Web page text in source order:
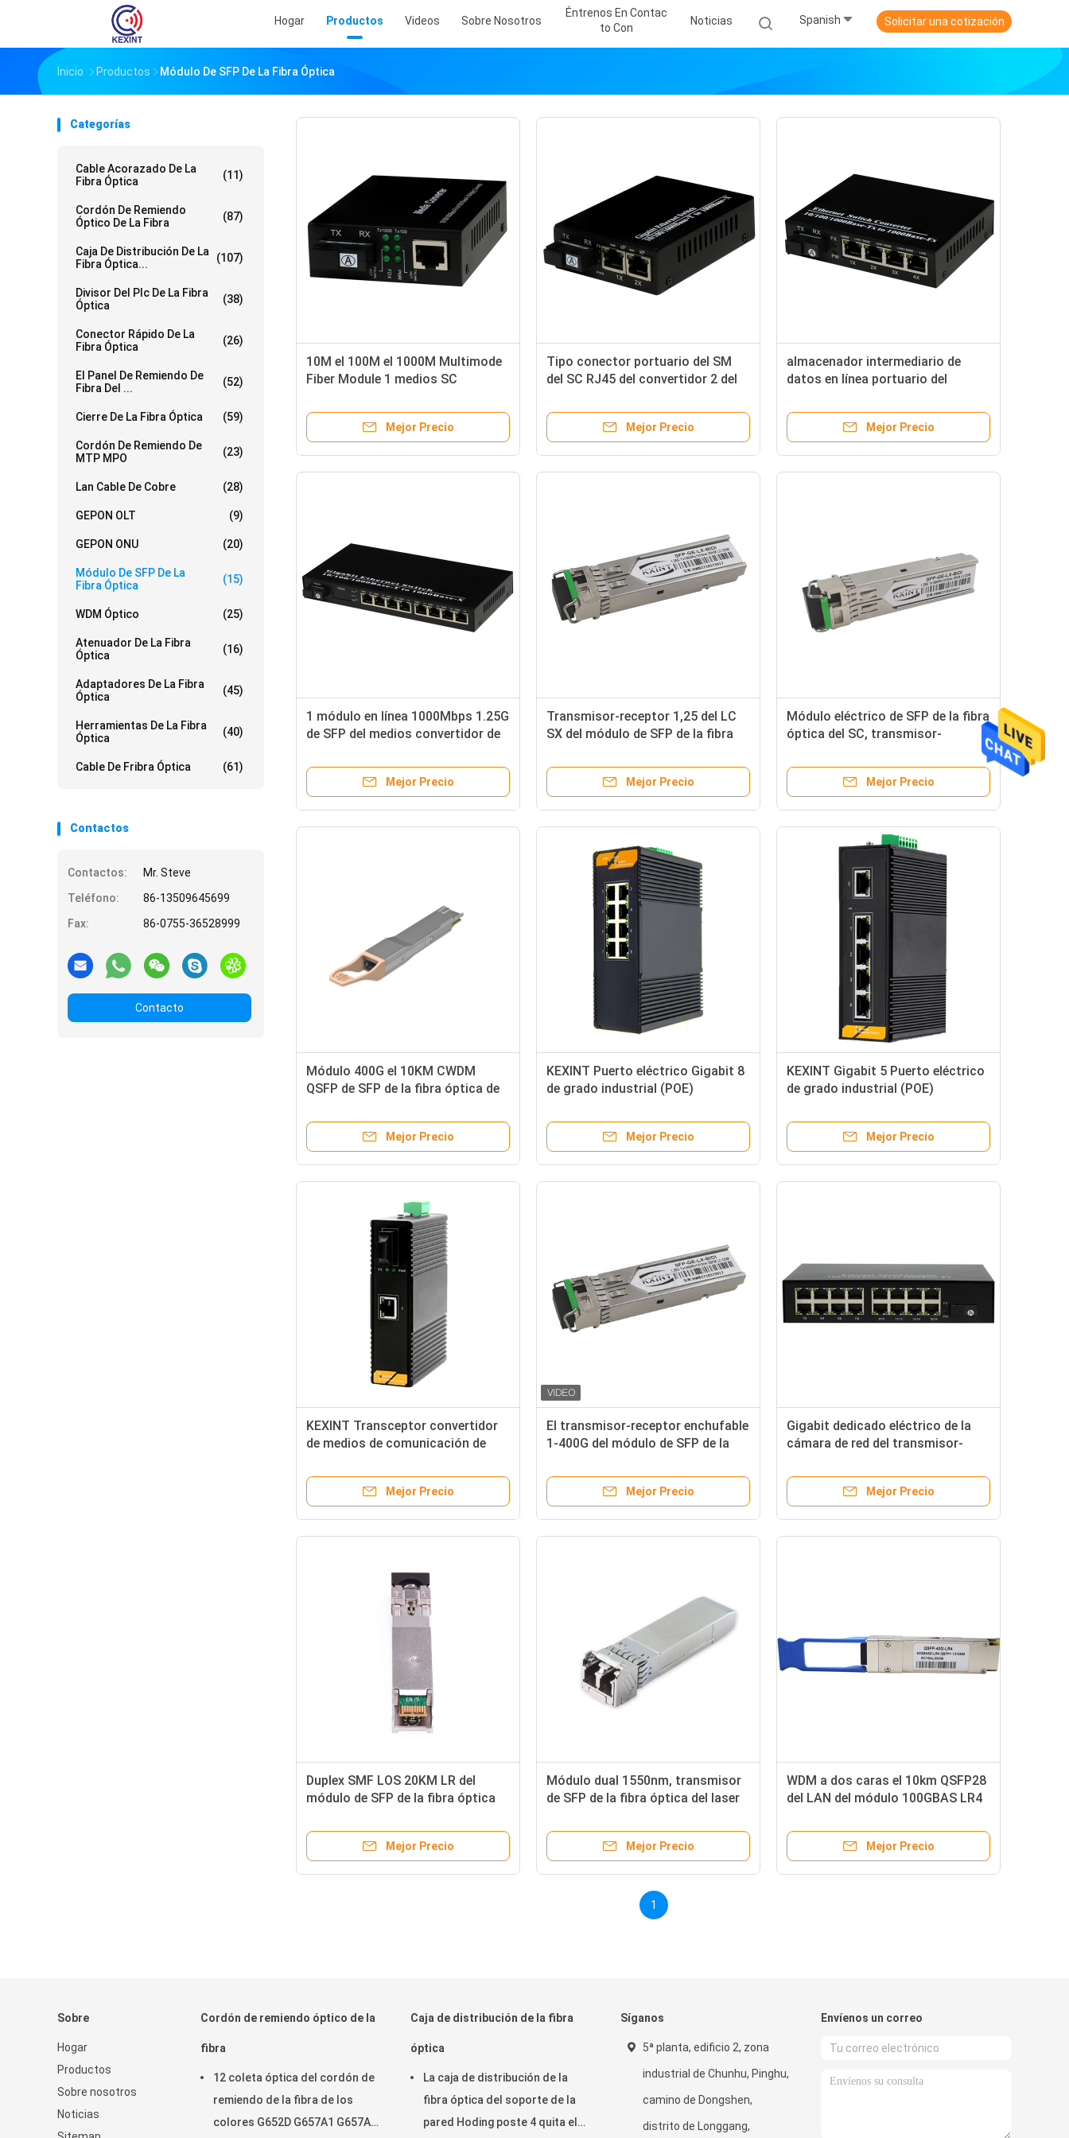
Hogar Productos Videos Sobre Nosotros
Éntrenos En Contac
To Con
Noticias Spanish Solicitar una cotización
Inicio Productos Módulo De SFP De La Fibra Óptica
Categorías
Cable Acorazado De La
Fibra Óptica
(11)
Cordón De Remiendo
Óptico De La Fibra
(87)
Caja De Distribución De La
Fibra Óptica...
(107)
Divisor Del Plc De La Fibra
Óptica
(38)
Conector Rápido De La
Fibra Óptica
(26)
El Panel De Remiendo De
Fibra Del ...
(52)
Cierre De La Fibra Óptica (59)
Cordón De Remiendo De
MTP MPO
(23)
Lan Cable De Cobre (28)
GEPON OLT (9)
GEPON ONU (20)
Módulo De SFP De La
Fibra Óptica
(15)
WDM Óptico (25)
Atenuador De La Fibra
Óptica
(16)
Adaptadores De La Fibra
Óptica
(45)
Herramientas De La Fibra
Óptica
(40)
Cable De Fribra Óptica (61)
Contactos
Contactos:
Mr. Steve
Teléfono:
86-13509645699
Fax:
86-0755-36528999
Contacto
10M el 100M el 1000M Multimode
Fiber Module 1 medios SC
interruptor del convertidor
Mejor Precio
Tipo conector portuario del SM
del SC RJ45 del convertidor 2 del
óptica medios
Mejor Precio
almacenador intermediario de
datos en línea portuario del
receptor de la fibra óptica de
1000Mbps 4 SFP 256K
Mejor Precio
1 módulo en línea 1000Mbps 1.25G
de SFP del medios convertidor de
la fibra
Mejor Precio
Transmisor-receptor 1,25 del LC
SX del módulo de SFP de la fibra
los 20km T1550 R1310nm de 1 par
Mejor Precio
Módulo eléctrico de SFP de la fibra
óptica del SC, transmisor-
receptor de la fibra óptica del solo
modo
Mejor Precio
Módulo 400G el 10KM CWDM
QSFP de SFP de la fibra óptica de
Mejor Precio
KEXINT Puerto eléctrico Gigabit 8
de grado industrial (POE)
Ethernet
Mejor Precio
KEXINT Gigabit 5 Puerto eléctrico
de grado industrial (POE)
Ethernet
Mejor Precio
KEXINT Transceptor convertidor
de medios de comunicación de
eléctrico industrial (POE)
Mejor Precio
El transmisor-receptor enchufable
1-400G del módulo de SFP de la
100km Diatance del LC
Mejor Precio
Gigabit dedicado eléctrico de la
cámara de red del transmisor-
la fibra óptica
Mejor Precio
Duplex SMF LOS 20KM LR del
módulo de SFP de la fibra óptica
compatibles
Mejor Precio
Módulo dual 1550nm, transmisor
de SFP de la fibra óptica del laser
Mejor Precio
WDM a dos caras el 10km QSFP28
del LAN del módulo 100GBAS LR4
Mejor Precio
1
Sobre
Hogar
Productos
Sobre nosotros
Noticias
Cordón de remiendo óptico de la
fibra
12 coleta óptica del cordón de
remiendo de la fibra de los
colores G652D G657A1 G657A2
Caja de distribución de la fibra
óptica
La caja de distribución de la
fibra óptica del soporte de la
pared Hoding poste 4 quita el
Síganos
5ª planta, edificio 2, zona
industrial de Chunhu, Pinghu,
camino de Dongshen,
distrito de Longgang,
Envíenos un correo